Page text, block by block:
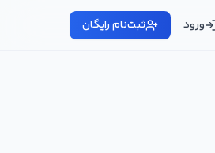
ورود ثبت‌نام رایگان